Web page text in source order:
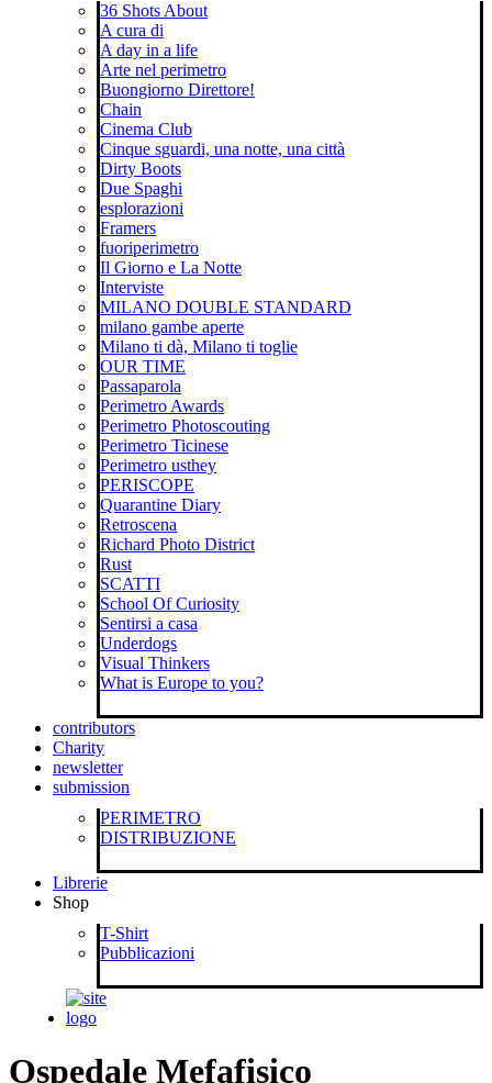
36 Shots About
A cura di
A day in a life
Arte nel perimetro
Buongiorno Direttore!
Chain
Cinema Club
Cinque sguardi, una notte, una città
Dirty Boots
Due Spaghi
esplorazioni
Framers
fuoriperimetro
Il Giorno e La Notte
Interviste
MILANO DOUBLE STANDARD
milano gambe aperte
Milano ti dà, Milano ti toglie
OUR TIME
Passaparola
Perimetro Awards
Perimetro Photoscouting
Perimetro Ticinese
Perimetro usthey
PERISCOPE
Quarantine Diary
Retroscena
Richard Photo District
Rust
SCATTI
School Of Curiosity
Sentirsi a casa
Underdogs
Visual Thinkers
What is Europe to you?
contributors
Charity
newsletter
submission
PERIMETRO
DISTRIBUZIONE
Librerie
Shop
T-Shirt
Pubblicazioni
Ospedale Mefafisico